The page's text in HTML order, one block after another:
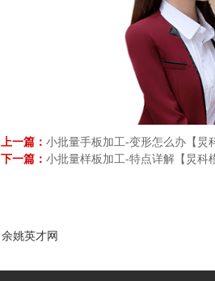
上一篇： 小批量手板加工-变形怎么办【炅
下一篇： 小批量样板加工-特点详解【炅科
余姚英才网